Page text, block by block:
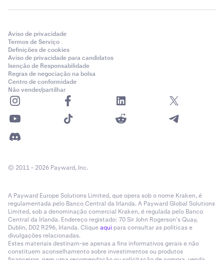
Aviso de privacidade
Termos de Serviço
Definições de cookies
Aviso de privacidade para candidatos
Isenção de Responsabilidade
Regras de negociação na bolsa
Centro de conformidade
Não vender/partilhar
© 2011 - 2026 Payward, Inc.
A Payward Europe Solutions Limited, que opera sob o nome Kraken, é
regulamentada pelo Banco Central da Irlanda. A Payward Global Solutions
Limited, sob a denominação comercial Kraken, é regulada pelo Banco
Central da Irlanda. Endereço registado: 70 Sir John Rogerson’s Quay,
Dublin, D02 R296, Irlanda. Cliqueaqui para consultar as políticas e
divulgações relacionadas.
Estes materiais destinam-se apenas a fins informativos gerais e não
constituem aconselhamento sobre investimentos ou produtos